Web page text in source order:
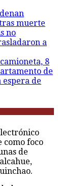
muerte
no
a
8
de
de
como foco
de